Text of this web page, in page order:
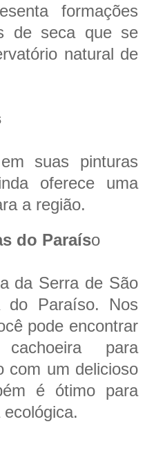
formações
de seca que se
natural de
suas pinturas
oferece uma
a região.
do Paraíso
da Serra de São
do Paraíso. Nos
pode encontrar
para
com um delicioso
é ótimo para